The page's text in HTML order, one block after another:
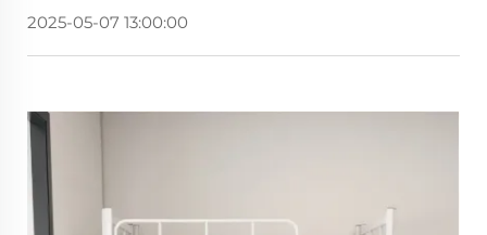
2025-05-07 13:00:00